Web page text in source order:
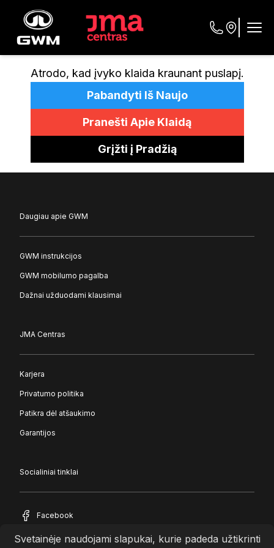
Atrodo, kad įvyko klaida kraunant puslapį.
Pabandyti Iš Naujo
Pranešti Apie Klaidą
Grįžti į Pradžią
Daugiau apie GWM
GWM instrukcijos
GWM mobilumo pagalba
Dažnai užduodami klausimai
JMA Centras
Karjera
Privatumo politika
Patikra dėl atšaukimo
Garantijos
Socialiniai tinklai
Facebook
Svetainėje naudojami slapukai, kurie padeda užtikrinti